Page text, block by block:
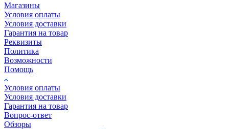
Магазины
Условия оплаты
Условия доставки
Гарантия на товар
Реквизиты
Политика
Возможности
Помощь
Условия оплаты
Условия доставки
Гарантия на товар
Вопрос-ответ
Обзоры